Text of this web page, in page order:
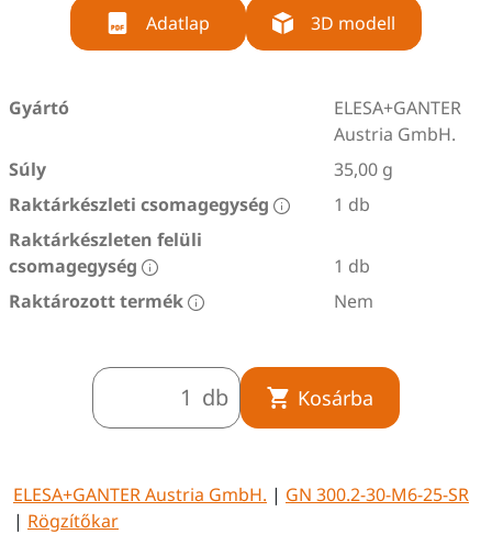
Adatlap 3D modell
Gyártó
ELESA+GANTER
Austria GmbH.
Súly
35,00 g
Raktárkészleti csomagegység
1 db
Raktárkészleten felüli
csomagegység
1 db
Raktározott termék
Nem
db Kosárba
ELESA+GANTER Austria GmbH. | GN 300.2-30-M6-25-SR
| Rögzítőkar